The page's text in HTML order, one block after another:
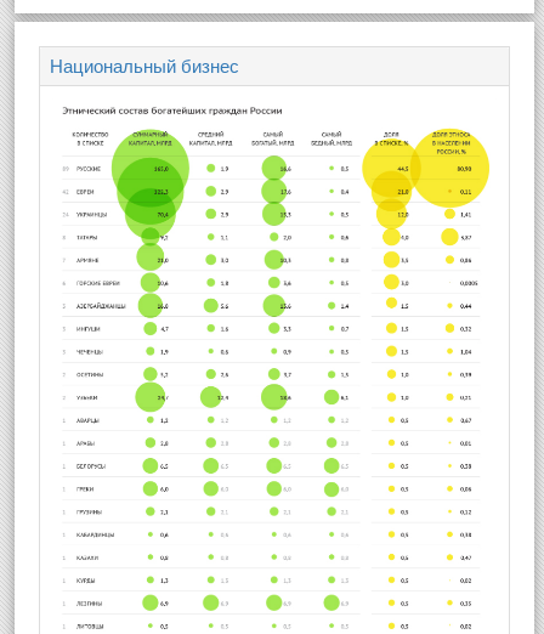
Национальный бизнес